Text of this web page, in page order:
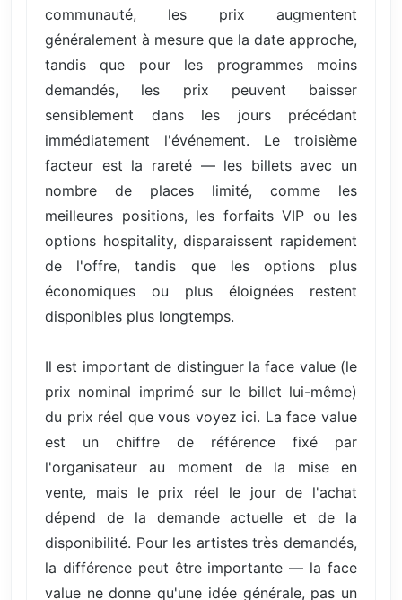
communauté, les prix augmentent
généralement à mesure que la date approche,
tandis que pour les programmes moins
demandés, les prix peuvent baisser
sensiblement dans les jours précédant
immédiatement l'événement. Le troisième
facteur est la rareté — les billets avec un
nombre de places limité, comme les
meilleures positions, les forfaits VIP ou les
options hospitality, disparaissent rapidement
de l'offre, tandis que les options plus
économiques ou plus éloignées restent
disponibles plus longtemps.
Il est important de distinguer la face value (le
prix nominal imprimé sur le billet lui-même)
du prix réel que vous voyez ici. La face value
est un chiffre de référence fixé par
l'organisateur au moment de la mise en
vente, mais le prix réel le jour de l'achat
dépend de la demande actuelle et de la
disponibilité. Pour les artistes très demandés,
la différence peut être importante — la face
value ne donne qu'une idée générale, pas un